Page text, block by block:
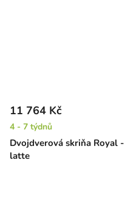
Dvojdverová skriňa Royal -
latte
11 764 Kč
4 - 7 týdnů